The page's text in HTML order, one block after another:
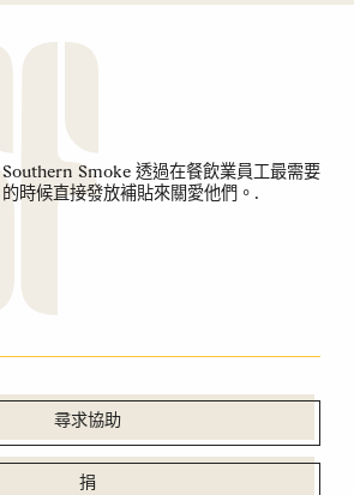
Southern Smoke 透過在餐飲業員工最需要
的時候直接發放補貼來關愛他們。.
尋求協助
捐